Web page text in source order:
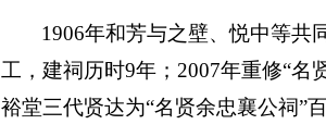
1906年和芳与之壁、悦中等共
工，建祠历时9年； 2007年重修“名
裕堂三代贤达为“名贤余忠襄公祠”